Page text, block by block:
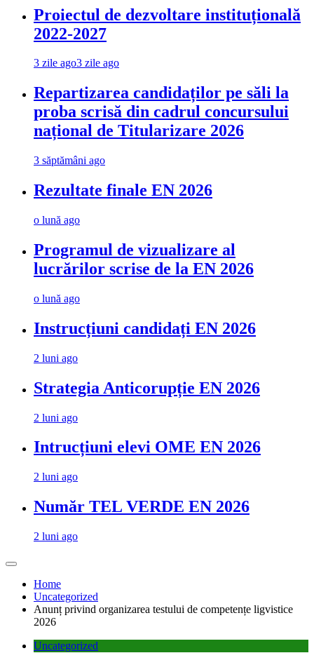
Proiectul de dezvoltare instituțională
2022-2027
3 zile ago3 zile ago
Repartizarea candidaților pe săli la
proba scrisă din cadrul concursului
național de Titularizare 2026
3 săptămâni ago
Rezultate finale EN 2026
o lună ago
Programul de vizualizare al
lucrărilor scrise de la EN 2026
o lună ago
Instrucțiuni candidați EN 2026
2 luni ago
Strategia Anticorupție EN 2026
2 luni ago
Intrucțiuni elevi OME EN 2026
2 luni ago
Număr TEL VERDE EN 2026
2 luni ago
Home
Uncategorized
Anunț privind organizarea testului de competențe ligvistice
2026
Uncategorized